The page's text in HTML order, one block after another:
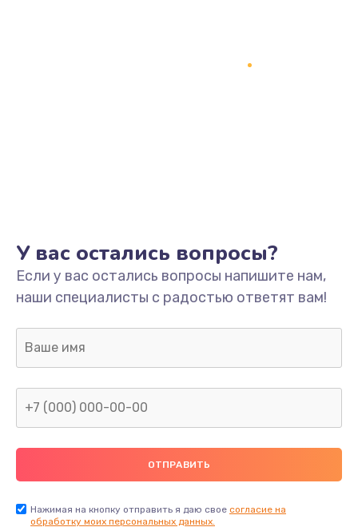
У вас остались вопросы?
Если у вас остались вопросы напишите нам,
наши специалисты с радостью ответят вам!
Нажимая на кнопку отправить я даю свое согласие на
обработку моих персональных данных.